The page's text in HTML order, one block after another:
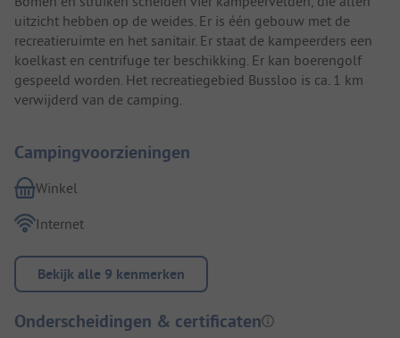
uitzicht hebben op de weides. Er is één gebouw met de
recreatieruimte en het sanitair. Er staat de kampeerders een
koelkast en centrifuge ter beschikking. Er kan boerengolf
gespeeld worden. Het recreatiegebied Bussloo is ca. 1 km
verwijderd van de camping.
Campingvoorzieningen
Winkel
Internet
Bekijk alle 9 kenmerken
Onderscheidingen & certificaten